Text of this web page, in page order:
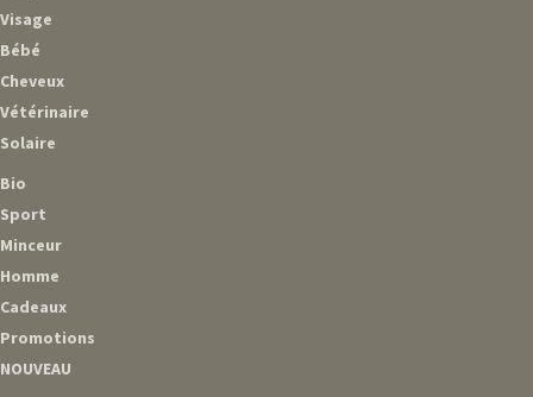
Visage
Bébé
Cheveux
Vétérinaire
Solaire
Bio
Sport
Minceur
Homme
Cadeaux
Promotions
NOUVEAU